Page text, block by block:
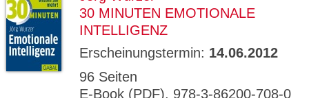
30 MINUTEN EMOTIONALE
INTELLIGENZ
Erscheinungstermin: 14.06.2012
96 Seiten
E-Book (PDF), 978-3-86200-708-0